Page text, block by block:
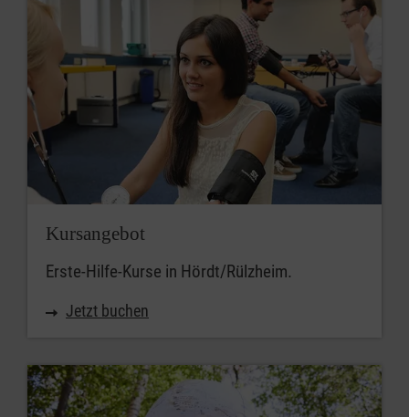
Kursangebot
Erste-Hilfe-Kurse in Hördt/Rülzheim.
Jetzt buchen